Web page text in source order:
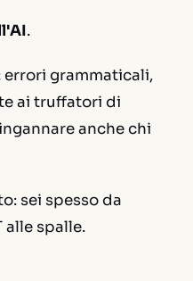
.
errori grammaticali,
ai truffatori di
anche chi
sei spesso da
alle spalle.